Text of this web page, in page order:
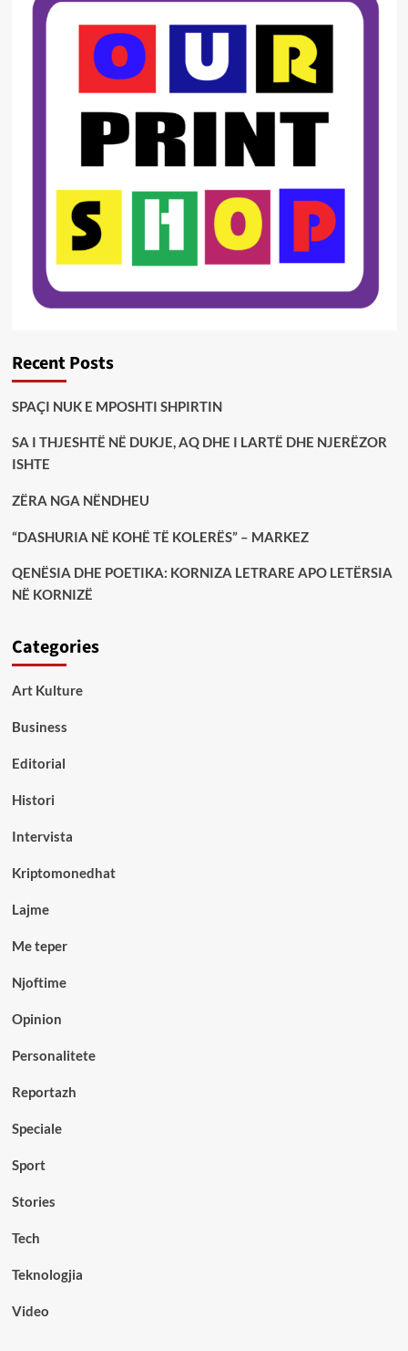
Recent Posts
SPAÇI NUK E MPOSHTI SHPIRTIN
SA I THJESHTË NË DUKJE, AQ DHE I LARTË DHE NJERËZOR
ISHTE
ZËRA NGA NËNDHEU
“DASHURIA NË KOHË TË KOLERËS” – MARKEZ
QENËSIA DHE POETIKA: KORNIZA LETRARE APO LETËRSIA
NË KORNIZË
Categories
Art Kulture
Business
Editorial
Histori
Intervista
Kriptomonedhat
Lajme
Me teper
Njoftime
Opinion
Personalitete
Reportazh
Speciale
Sport
Stories
Tech
Teknologjia
Video